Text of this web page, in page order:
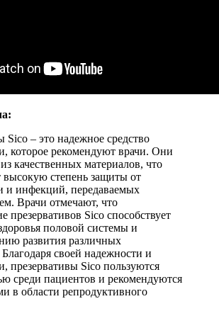
Sico – это надежное средство
которое рекомендуют врачи. Они
качественных материалов, что
высокую степень защиты от
и инфекций, передаваемых
Врачи отмечают, что
презервативов Sico способствует
половой системы и
развития различных
своей надежности и
презервативы Sico пользуются
среди пациентов и рекомендуются
в области репродуктивного